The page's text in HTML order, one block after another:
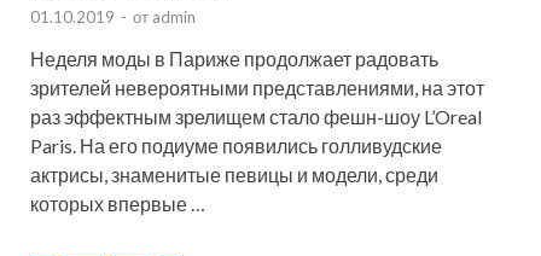
01.10.2019 - от admin
Неделя моды в Париже продолжает радовать
зрителей невероятными представлениями, на этот
раз эффектным зрелищем стало фешн-шоу L’Oreal
Paris. На его подиуме появились голливудские
актрисы, знаменитые певицы и модели, среди
которых впервые …